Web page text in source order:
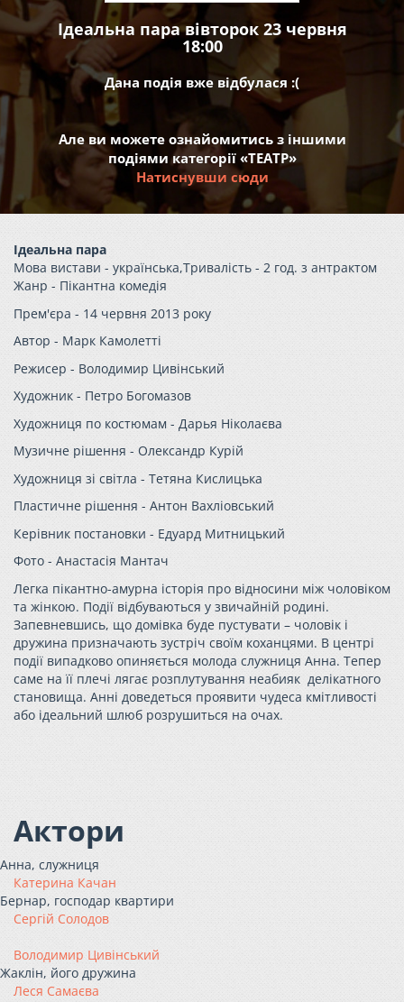
Ідеальна пара вівторок 23 червня
18:00
Дана подія вже відбулася :(
Але ви можете ознайомитись з іншими
подіями категорії «ТЕАТР»
Натиснувши сюди
Ідеальна пара
Мова вистави - українська,Тривалість - 2 год. з антрактом
Жанр - Пікантна комедія
Прем'єра - 14 червня 2013 року
Автор - Марк Камолетті
Режисер - Володимир Цивінський
Художник - Петро Богомазов
Художниця по костюмам - Дарья Ніколаєва
Музичне рішення - Олександр Курій
Художниця зі світла - Тетяна Кислицька
Пластичне рішення - Антон Вахліовський
Керівник постановки - Едуард Митницький
Фото - Анастасія Мантач
Легка пікантно-амурна історія про відносини між чоловіком
та жінкою. Події відбуваються у звичайній родині.
Запевневшись, що домівка буде пустувати – чоловік і
дружина призначають зустріч своїм коханцями. В центрі
події випадково опиняється молода служниця Анна. Тепер
саме на її плечі лягає розплутування неабияк делікатного
становища. Анні доведеться проявити чудеса кмітливості
або ідеальний шлюб розрушиться на очах.
Актори
Анна, служниця
Катерина Качан
Бернар, господар квартири
Сергій Солодов
Володимир Цивінський
Жаклін, його дружина
Леся Самаєва